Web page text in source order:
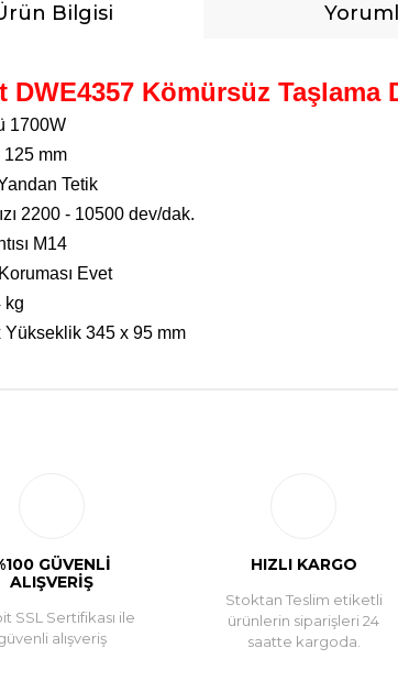
Bilgisi
DWE4357 Kömürsüz Taşlama
1700W
125 mm
Tetik
2200 - 10500 dev/dak.
M14
Evet
kg
Yükseklik 345 x 95 mm
GÜVENLİ
ALIŞVERİŞ
SSL Sertifikası ile
alışveriş
HIZLI KARGO
Stoktan Teslim etiketli
ürünlerin siparişleri 24
saatte kargoda.